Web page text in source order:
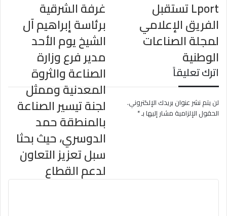
Lport تستقبل
الفريق الإعلامي
لمجلة الصناعات
الوطنية
غرفة الشرقية
برئاسة إبراهيم آل
الشيخ يوم الأحد
مدير فرع وزارة
الصناعة والثروة
المعدنية وممثل
لجنة تيسير الصناعة
بالمنطقة حمد
الدوسري، حيث بحثا
سبل تعزيز التعاون
لدعم القطاع
اترك تعليقاً
لن يتم نشر عنوان بريدك الإلكتروني.
الحقول الإلزامية مشار إليها بـ*
ا